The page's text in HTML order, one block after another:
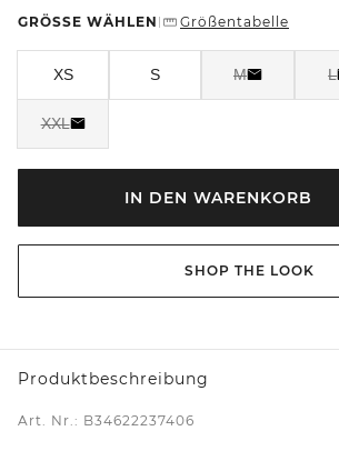
GRÖSSE WÄHLEN Größentabelle
XS S M L
XXL
IN DEN WARENKORB
SHOP THE LOOK
Produktbeschreibung
Art. Nr.: B34622237406